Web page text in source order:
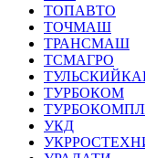
ТОПАВТО
ТОЧМАШ
ТРАНСМАШ
ТСМАГРО
ТУРБОКОМ
УКД